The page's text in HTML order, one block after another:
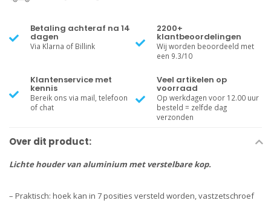
Betaling achteraf na 14
dagen
Via Klarna of Billink
2200+
klantbeoordelingen
Wij worden beoordeeld met
een 9.3/10
Klantenservice met
kennis
Bereik ons via mail, telefoon
of chat
Veel artikelen op
voorraad
Op werkdagen voor 12.00 uur
besteld = zelfde dag
verzonden
Over dit product:
Lichte houder van aluminium met verstelbare kop.
– Praktisch: hoek kan in 7 posities versteld worden, vastzetschroef